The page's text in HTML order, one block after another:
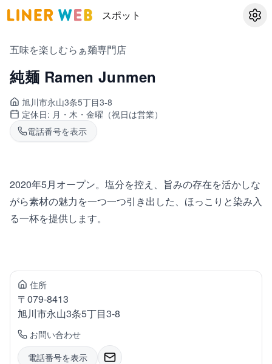
スポット 設定
五味を楽しむらぁ麺専門店
純麺 Ramen Junmen
旭川市永山3条5丁目3-8
定休日: 月・木・金曜（祝日は営業）
電話番号を表示
2020年5月オープン。塩分を控え、旨みの存在を活かしな
がら素材の魅力を一つ一つ引き出した、ほっこりと染み入
る一杯を提供します。
住所
〒079-8413
旭川市永山3条5丁目3-8
お問い合わせ
電話番号を表示